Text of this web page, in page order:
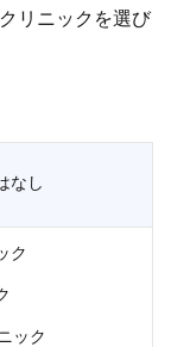
リニックを選び
なし
ク
ック